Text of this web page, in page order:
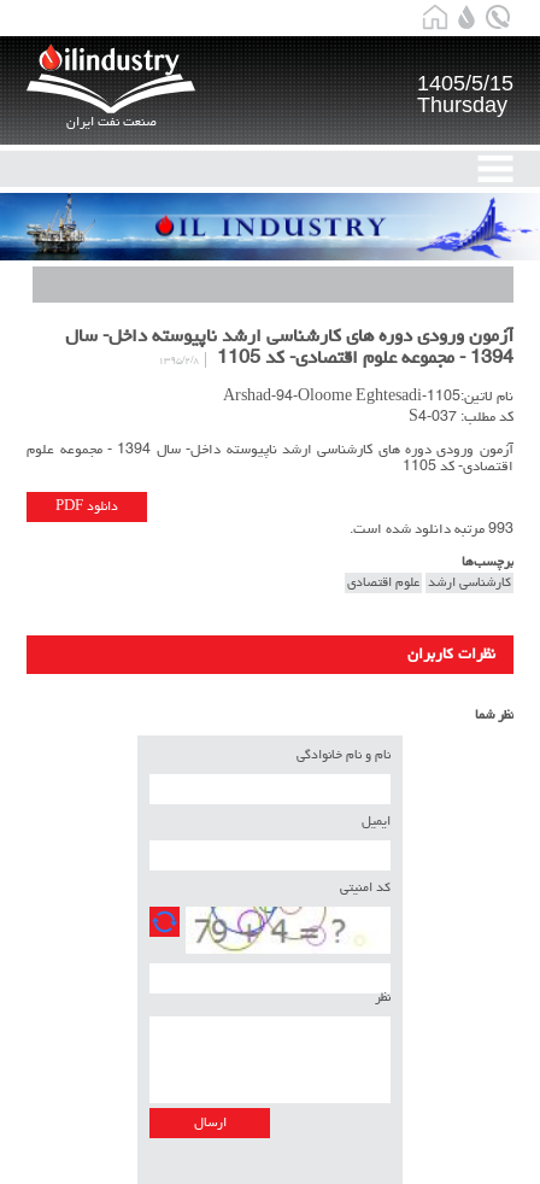
صنعت نفت ایران
1405/5/15
Thursday
آزمون ورودی دوره های کارشناسی ارشد ناپیوسته داخل- سال
1394 - مجموعه علوم اقتصادی- کد 1105
۱۳۹۵/۲/۸
نام لاتین:Arshad-94-Oloome Eghtesadi-1105
کد مطلب: S4-037
آزمون ورودی دوره های کارشناسی ارشد ناپیوسته داخل- سال 1394 - مجموعه علوم
اقتصادی- کد 1105
دانلود PDF
993 مرتبه دانلود شده است.
برچسب‌ها
کارشناسی ارشد علوم اقتصادی
نظرات کاربران
نظر شما
نام و نام خانوادگی
ایمیل
کد امنیتی
نظر